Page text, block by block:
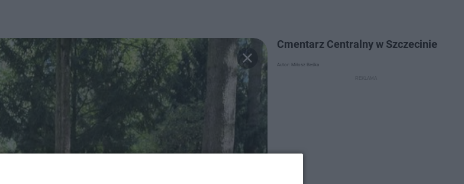
Cmentarz Centralny w Szczecinie
Autor: Miłosz Beśka